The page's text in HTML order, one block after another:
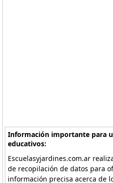
Información importante para
educativos:
Escuelasyjardines.com.ar
de recopilación de datos para
información precisa acerca de